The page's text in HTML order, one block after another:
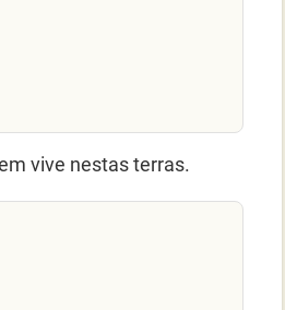
vive nestas terras.